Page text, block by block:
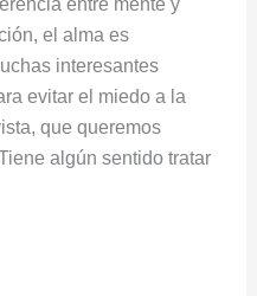
el alma es
interesantes
evitar el miedo a la
que queremos
algún sentido tratar